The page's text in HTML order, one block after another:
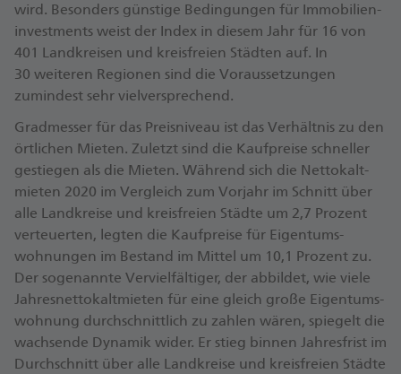
wird. Besonders günstige Bedingungen für Immobilien­
investments weist der Index in diesem Jahr für 16 von
401 Landkreisen und kreisfreien Städten auf. In
30 weiteren Regionen sind die Voraus­setzungen
zumindest sehr viel­versprechend.
Gradmesser für das Preisniveau ist das Verhältnis zu den
örtlichen Mieten. Zuletzt sind die Kaufpreise schneller
gestiegen als die Mieten. Während sich die Netto­kalt­
mieten 2020 im Vergleich zum Vorjahr im Schnitt über
alle Land­kreise und kreis­freien Städte um 2,7 Prozent
verteuerten, legten die Kauf­preise für Eigen­tums­
wohnungen im Bestand im Mittel um 10,1 Prozent zu.
Der sogenannte Ver­viel­fältiger, der abbildet, wie viele
Jahres­netto­kalt­mieten für eine gleich große Eigen­tums­
wohnung durch­schnittlich zu zahlen wären, spiegelt die
wachsende Dynamik wider. Er stieg binnen Jahres­frist im
Durch­schnitt über alle Land­kreise und kreisfreien Städte